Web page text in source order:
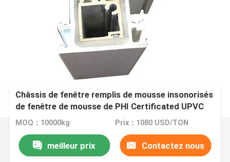
Châssis de fenêtre remplis de mousse insonorisés
de fenêtre de mousse de PHI Certificated UPVC
MOQ：10000kg Prix：1080 USD/TON
meilleur prix Contactez nous